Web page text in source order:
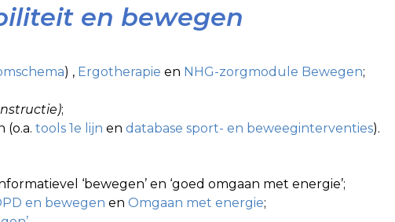
en bewegen
) , Ergotherapie en NHG-zorgmodule Bewegen;
;
(o.a. tools 1e lijn en database sport- en beweeginterventies).
‘bewegen’ en ‘goed omgaan met energie’;
en bewegen en Omgaan met energie;